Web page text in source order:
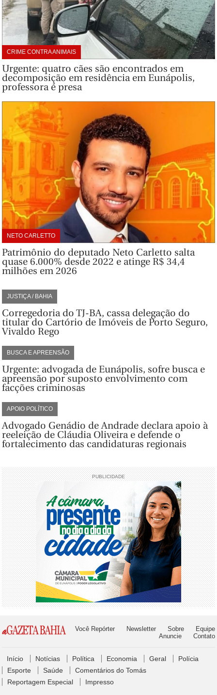
CRIME CONTRA ANIMAIS
Urgente: quatro cães são encontrados em
decomposição em residência em Eunápolis,
professora é presa
NETO CARLETTO
Patrimônio do deputado Neto Carletto salta
quase 6.000% desde 2022 e atinge R$ 34,4
milhões em 2026
JUSTIÇA / BAHIA
Corregedoria do TJ-BA, cassa delegação do
titular do Cartório de Imóveis de Porto Seguro,
Vivaldo Rego
BUSCA E APREENSÃO
Urgente: advogada de Eunápolis, sofre busca e
apreensão por suposto envolvimento com
facções criminosas
APOIO POLÍTICO
Advogado Genádio de Andrade declara apoio à
reeleição de Cláudia Oliveira e defende o
fortalecimento das candidaturas regionais
PUBLICIDADE
Você Repórter Newsletter Sobre
Equipe
Anuncie
Contato
Início Notícias Política Economia Geral
Polícia
Esporte
Saúde
Comentários do Tomás
Reportagem Especial
Impresso